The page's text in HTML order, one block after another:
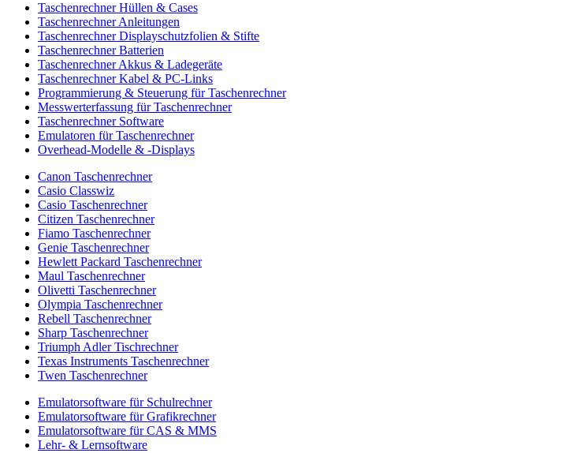
Taschenrechner Hüllen & Cases
Taschenrechner Anleitungen
Taschenrechner Displayschutzfolien & Stifte
Taschenrechner Batterien
Taschenrechner Akkus & Ladegeräte
Taschenrechner Kabel & PC-Links
Programmierung & Steuerung für Taschenrechner
Messwerterfassung für Taschenrechner
Taschenrechner Software
Emulatoren für Taschenrechner
Overhead-Modelle & -Displays
Canon Taschenrechner
Casio Classwiz
Casio Taschenrechner
Citizen Taschenrechner
Fiamo Taschenrechner
Genie Taschenrechner
Hewlett Packard Taschenrechner
Maul Taschenrechner
Olivetti Taschenrechner
Olympia Taschenrechner
Rebell Taschenrechner
Sharp Taschenrechner
Triumph Adler Tischrechner
Texas Instruments Taschenrechner
Twen Taschenrechner
Emulatorsoftware für Schulrechner
Emulatorsoftware für Grafikrechner
Emulatorsoftware für CAS & MMS
Lehr- & Lernsoftware